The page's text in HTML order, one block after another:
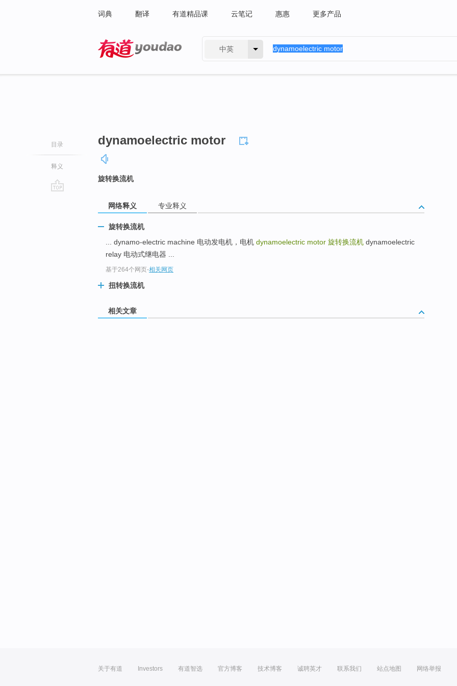
词典 翻译 有道精品课 云笔记 惠惠 更多产品
中英
目录
释义
dynamoelectric motor
旋转换流机
网络释义 专业释义
旋转换流机
... dynamo-electric machine 电动发电机，电机 dynamoelectric motor 旋转换流机 dynamoelectric
relay 电动式继电器 ...
基于264个网页-相关网页
扭转换流机
相关文章
关于有道 Investors 有道智选 官方博客 技术博客 诚聘英才 联系我们 站点地图 网络举报